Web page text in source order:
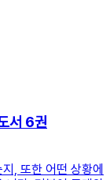
서 6권
, 또한 어떤 상황에